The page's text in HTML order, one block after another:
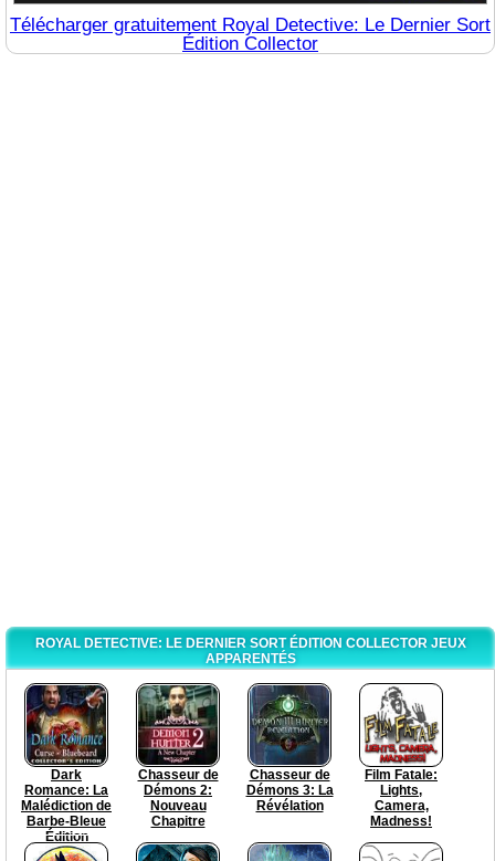
Télécharger gratuitement Royal Detective: Le Dernier Sort
Édition Collector
ROYAL DETECTIVE: LE DERNIER SORT ÉDITION COLLECTOR JEUX
APPARENTÉS
Dark
Romance: La
Malédiction de
Barbe-Bleue
Édition
Collector
Chasseur de
Démons 2:
Nouveau
Chapitre
Chasseur de
Démons 3: La
Révélation
Film Fatale:
Lights,
Camera,
Madness!